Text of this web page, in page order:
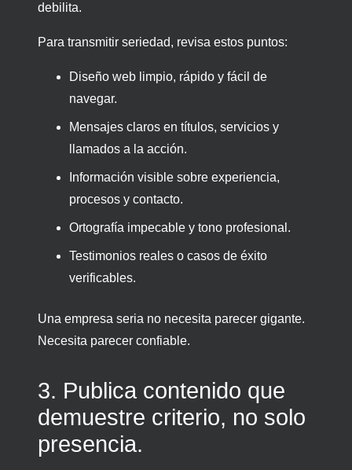
debilita.
Para transmitir seriedad, revisa estos puntos:
Diseño web limpio, rápido y fácil de
navegar.
Mensajes claros en títulos, servicios y
llamados a la acción.
Información visible sobre experiencia,
procesos y contacto.
Ortografía impecable y tono profesional.
Testimonios reales o casos de éxito
verificables.
Una empresa seria no necesita parecer gigante.
Necesita parecer confiable.
3. Publica contenido que
demuestre criterio, no solo
presencia.